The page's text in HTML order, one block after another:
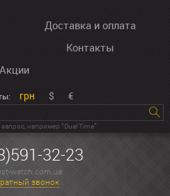
Доставка и оплата
Контакты
Акции
грн $ €
например “Dual Time”
32-23
watch.com.ua
звонок